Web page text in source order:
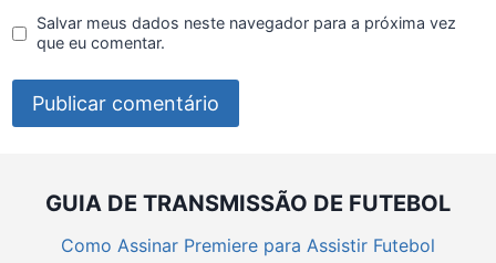
Salvar meus dados neste navegador para a próxima vez
que eu comentar.
GUIA DE TRANSMISSÃO DE FUTEBOL
Como Assinar Premiere para Assistir Futebol